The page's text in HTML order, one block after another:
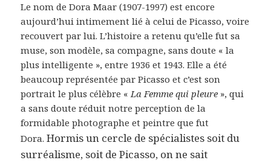
Le nom de Dora Maar (1907-1997) est encore
aujourd’hui intimement lié à celui de Picasso, voire
recouvert par lui. L’histoire a retenu qu’elle fut sa
muse, son modèle, sa compagne, sans doute « la
plus intelligente », entre 1936 et 1943. Elle a été
beaucoup représentée par Picasso et c’est son
portrait le plus célèbre «La Femme qui pleure », qui
a sans doute réduit notre perception de la
formidable photographe et peintre que fut
Dora.Hormis un cercle de spécialistes soit du
surréalisme, soit de Picasso, on ne sait